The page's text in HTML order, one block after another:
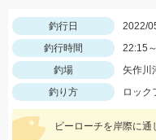
釣行日
2022/
釣行時間
22:15
釣場
矢作川
釣り方
ロック
ビーローチを岸際に通